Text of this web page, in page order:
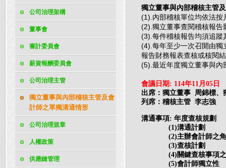
公司治理架構
董事會
審計委員會
薪資報酬委員會
公司治理主管
獨立董事與內部稽核主管及會
計師之單獨溝通情形
公司治理規章
人權政策
供應鏈管理
獨立董事與內部稽核主管及
(1).內部稽核單位均依法按
(2).獨立董事查閱稽核報告
(3).每件稽核報告均須追蹤
(4). 每年至少一次召開由獨
報告財務報表查核或核閱
(5).最近年度獨立董事與內
會議日期 : 114年11月 05 日
出席：獨立董事 周錦標
列席：稽核主管 李志強
溝通事項: 年度查核規劃
(1)溝通計劃
(2)主辦會計師之
(3)查核計劃
(4) 關鍵查核事項
(5)會計師獨立性